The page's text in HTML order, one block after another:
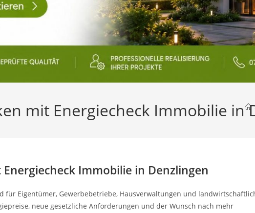
mit Energiecheck Immobilie in
Immobilie in Denzlingen
für Eigentümer, Gewerbebetriebe, Hausverwaltungen und
neue gesetzliche Anforderungen und der Wunsch nach mehr